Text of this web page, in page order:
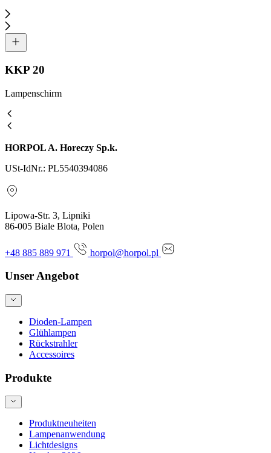
KKP 20
Lampenschirm
HORPOL A. Horeczy Sp.k.
USt-IdNr.: PL5540394086
Lipowa-Str. 3, Lipniki
86-005 Biale Blota, Polen
+48 885 889 971 horpol@horpol.pl
Unser Angebot
Dioden-Lampen
Glühlampen
Rückstrahler
Accessoires
Produkte
Produktneuheiten
Lampenanwendung
Lichtdesigns